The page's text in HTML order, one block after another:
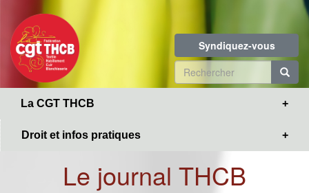
contenu
principal
Syndiquez-vous
Formulaire
de
La CGT THCB
Droit et infos pratiques
Le journal THCB